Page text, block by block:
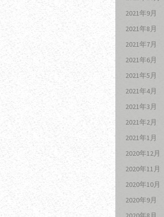
2021年9月
2021年8月
2021年7月
2021年6月
2021年5月
2021年4月
2021年3月
2021年2月
2021年1月
2020年12月
2020年11月
2020年10月
2020年9月